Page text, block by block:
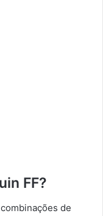
FF?
de